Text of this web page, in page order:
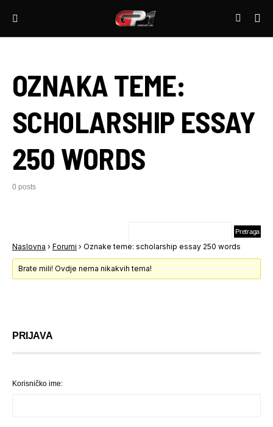
OZNAKA TEME:
SCHOLARSHIP ESSAY
250 WORDS
0 posts
Naslovna › Forumi › Oznake teme: scholarship essay 250 words
Brate mili! Ovdje nema nikakvih tema!
PRIJAVA
Korisničko ime: